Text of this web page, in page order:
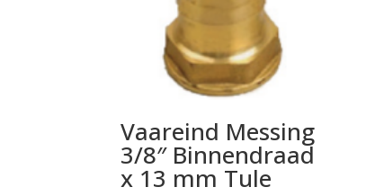
Vaareind Messing
3/8″ Binnendraad
x 13 mm Tule